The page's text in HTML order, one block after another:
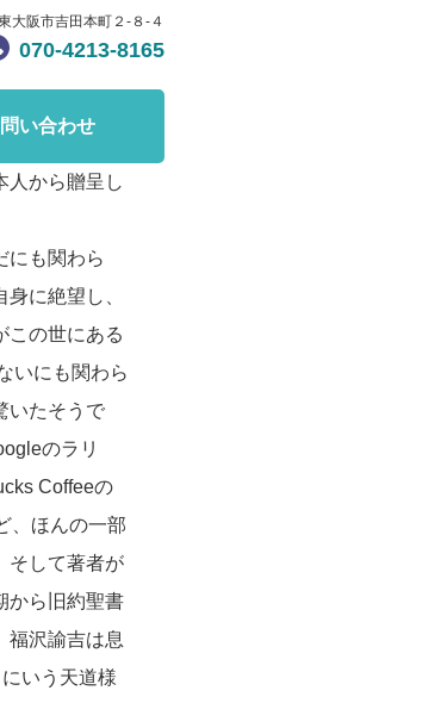
大阪市吉田本町２-８-４
070-4213-8165
い合わせ
人から贈呈し
にも関わら
に絶望し、
この世にある
いにも関わら
いたそうで
のラリ
Coffeeの
、ほんの一部
そして著者が
から旧約聖書
福沢諭吉は息
いう天道様